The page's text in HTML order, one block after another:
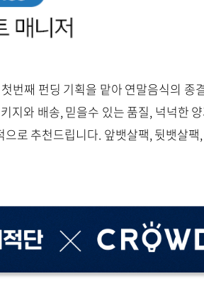
번째 펀딩 기획을 맡아 연말음식의 종
지와 배송, 믿을수 있는 품질, 넉넉한
로 추천드립니다. 앞뱃살팩, 뒷뱃살